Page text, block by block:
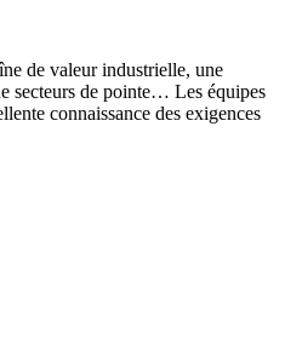
de valeur industrielle, une
secteurs de pointe… Les équipes
connaissance des exigences